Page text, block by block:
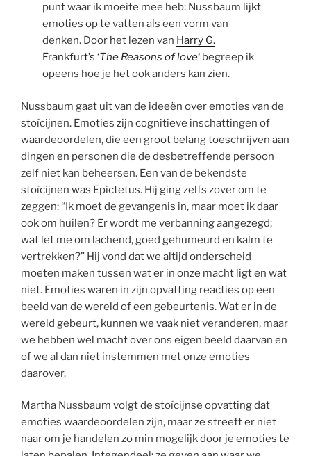
punt waar ik moeite mee heb: Nussbaum lijkt
emoties op te vatten als een vorm van
denken. Door het lezen van Harry G.
Frankfurt’s ‘The Reasons of love‘ begreep ik
opeens hoe je het ook anders kan zien.
Nussbaum gaat uit van de ideeën over emoties van de
stoïcijnen. Emoties zijn cognitieve inschattingen of
waardeoordelen, die een groot belang toeschrijven aan
dingen en personen die de desbetreffende persoon
zelf niet kan beheersen. Een van de bekendste
stoïcijnen was Epictetus. Hij ging zelfs zover om te
zeggen: “Ik moet de gevangenis in, maar moet ik daar
ook om huilen? Er wordt me verbanning aangezegd;
wat let me om lachend, goed gehumeurd en kalm te
vertrekken?” Hij vond dat we altijd onderscheid
moeten maken tussen wat er in onze macht ligt en wat
niet. Emoties waren in zijn opvatting reacties op een
beeld van de wereld of een gebeurtenis. Wat er in de
wereld gebeurt, kunnen we vaak niet veranderen, maar
we hebben wel macht over ons eigen beeld daarvan en
of we al dan niet instemmen met onze emoties
daarover.
Martha Nussbaum volgt de stoïcijnse opvatting dat
emoties waardeoordelen zijn, maar ze streeft er niet
naar om je handelen zo min mogelijk door je emoties te